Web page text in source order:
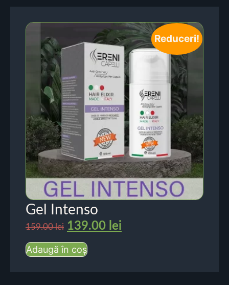
Reduceri!
Gel Intenso
159.00lei 139.00 lei
Adaugă în coș